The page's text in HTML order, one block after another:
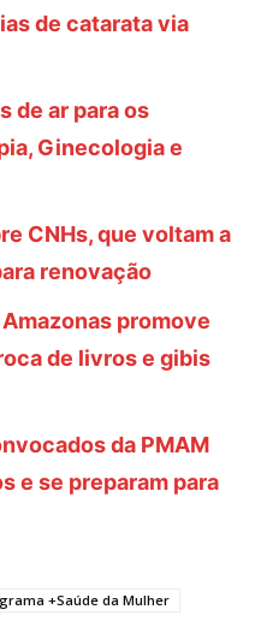
de catarata via
de ar para os
Ginecologia e
CNHs, que voltam a
renovação
promove
de livros e gibis
da PMAM
e se preparam para
+Saúde da Mulher